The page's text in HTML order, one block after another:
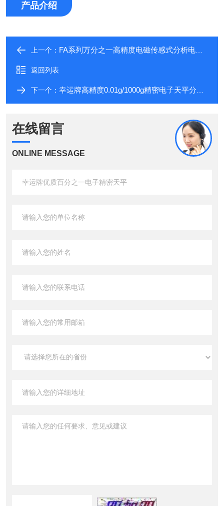
产品介绍
上一个： FA系列万分之一高精度电磁传感式分析电子天平
返回列表
下一个： 幸运牌高精度0.01g/1000g精密电子天平分析仪器
在线留言
ONLINE MESSAGE